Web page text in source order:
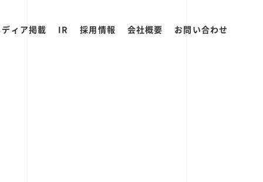
ィア掲載 IR 採用情報 会社概要 お問い合わせ